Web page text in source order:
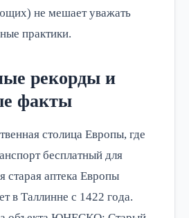
не мешает уважать
практики.
рекорды и
факты
столица Европы, где
бесплатный для
старая аптека Европы
в Таллинне с 1422 года.